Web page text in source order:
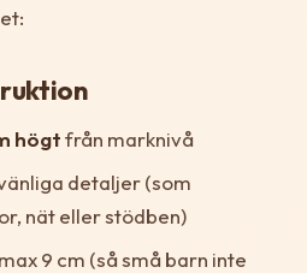
högtfrån marknivå
detaljer (som
nät eller stödben)
9 cm (så små barn inte